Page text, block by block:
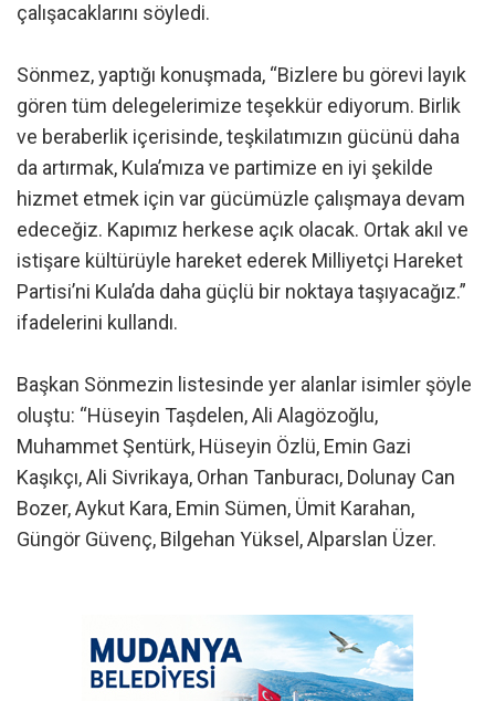
çalışacaklarını söyledi.
Sönmez, yaptığı konuşmada, “Bizlere bu görevi layık
gören tüm delegelerimize teşekkür ediyorum. Birlik
ve beraberlik içerisinde, teşkilatımızın gücünü daha
da artırmak, Kula’mıza ve partimize en iyi şekilde
hizmet etmek için var gücümüzle çalışmaya devam
edeceğiz. Kapımız herkese açık olacak. Ortak akıl ve
istişare kültürüyle hareket ederek Milliyetçi Hareket
Partisi’ni Kula’da daha güçlü bir noktaya taşıyacağız.”
ifadelerini kullandı.
Başkan Sönmezin listesinde yer alanlar isimler şöyle
oluştu: “Hüseyin Taşdelen, Ali Alagözoğlu,
Muhammet Şentürk, Hüseyin Özlü, Emin Gazi
Kaşıkçı, Ali Sivrikaya, Orhan Tanburacı, Dolunay Can
Bozer, Aykut Kara, Emin Sümen, Ümit Karahan,
Güngör Güvenç, Bilgehan Yüksel, Alparslan Üzer.